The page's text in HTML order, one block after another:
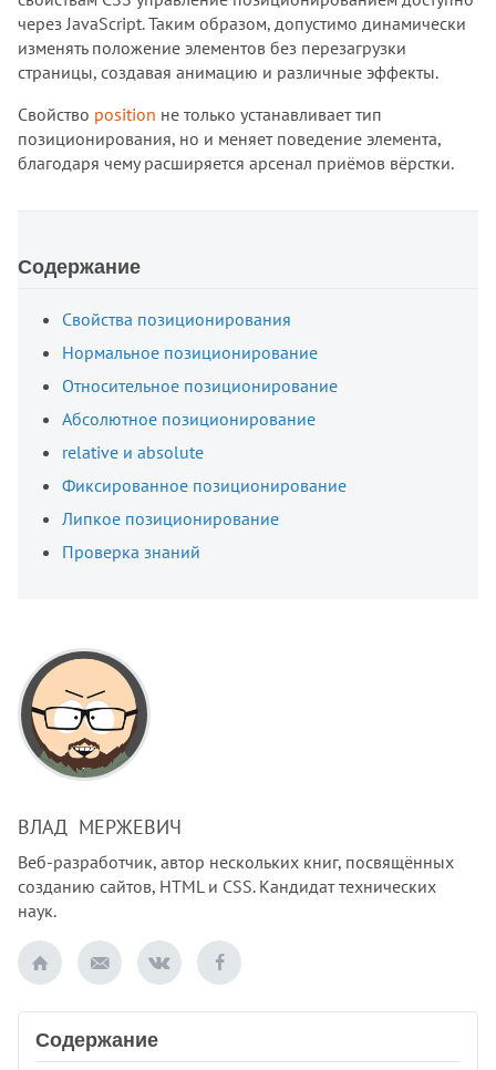
через JavaScript. Таким образом, допустимо динамически
изменять положение элементов без перезагрузки
страницы, создавая анимацию и различные эффекты.
Свойство position не только устанавливает тип
позиционирования, но и меняет поведение элемента,
благодаря чему расширяется арсенал приёмов вёрстки.
Содержание
Свойства позиционирования
Нормальное позиционирование
Относительное позиционирование
Абсолютное позиционирование
relative и absolute
Фиксированное позиционирование
Липкое позиционирование
Проверка знаний
ВЛАД МЕРЖЕВИЧ
Веб-разработчик, автор нескольких книг, посвящённых
созданию сайтов, HTML и CSS. Кандидат технических
наук.
Содержание